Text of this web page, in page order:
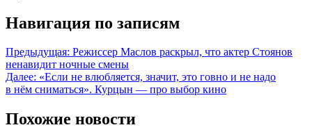
Навигация по записям
Предыдущая: Режиссер Маслов раскрыл, что актер Стоянов
ненавидит ночные смены
Далее: «Если не влюбляется, значит, это говно и не надо
в нём сниматься». Курцын — про выбор кино
Похожие новости